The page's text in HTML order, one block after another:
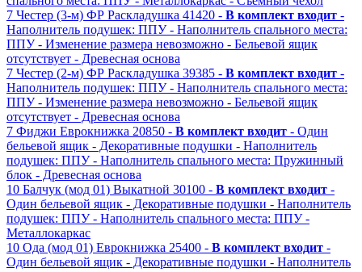
7 Честер (3-м) ФР Раскладушка 41420 - В комплект входит -
Наполнитель подушек: ППУ - Наполнитель спального места:
ППУ - Изменение размера невозможно - Бельевой ящик
отсутствует - Древесная основа
7 Честер (2-м) ФР Раскладушка 39385 - В комплект входит -
Наполнитель подушек: ППУ - Наполнитель спального места:
ППУ - Изменение размера невозможно - Бельевой ящик
отсутствует - Древесная основа
7 Фиджи Еврокнижка 20850 - В комплект входит - Один
бельевой ящик - Декоративные подушки - Наполнитель
подушек: ППУ - Наполнитель спального места: Пружинный
блок - Древесная основа
10 Балчук (мод 01) Выкатной 30100 - В комплект входит -
Один бельевой ящик - Декоративные подушки - Наполнитель
подушек: ППУ - Наполнитель спального места: ППУ -
Металлокаркас
10 Ода (мод 01) Еврокнижка 25400 - В комплект входит -
Один бельевой ящик - Декоративные подушки - Наполнитель